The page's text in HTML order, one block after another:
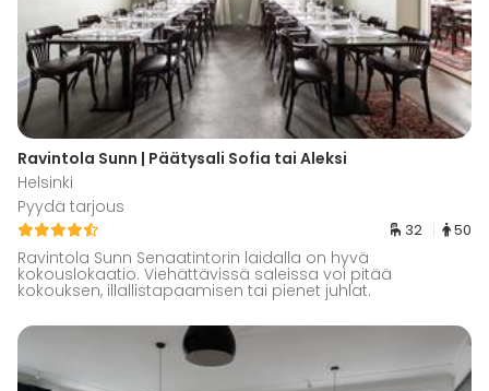
Ravintola Sunn | Päätysali Sofia tai Aleksi
Helsinki
Pyydä tarjous
32 50
Ravintola Sunn Senaatintorin laidalla on hyvä
kokouslokaatio. Viehättävissä saleissa voi pitää
kokouksen, illallistapaamisen tai pienet juhlat.